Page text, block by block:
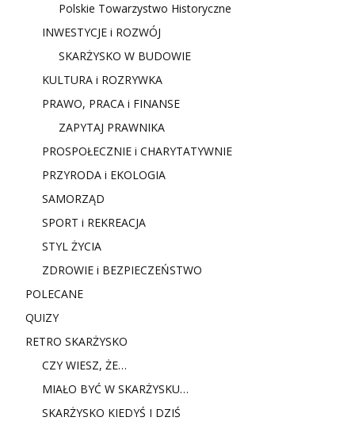
Polskie Towarzystwo Historyczne
INWESTYCJE i ROZWÓJ
SKARŻYSKO W BUDOWIE
KULTURA i ROZRYWKA
PRAWO, PRACA i FINANSE
ZAPYTAJ PRAWNIKA
PROSPOŁECZNIE i CHARYTATYWNIE
PRZYRODA i EKOLOGIA
SAMORZĄD
SPORT i REKREACJA
STYL ŻYCIA
ZDROWIE i BEZPIECZEŃSTWO
POLECANE
QUIZY
RETRO SKARŻYSKO
CZY WIESZ, ŻE…
MIAŁO BYĆ W SKARŻYSKU…
SKARŻYSKO KIEDYŚ I DZIŚ